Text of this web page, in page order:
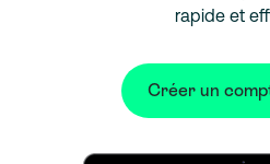
rapide et
Créer un